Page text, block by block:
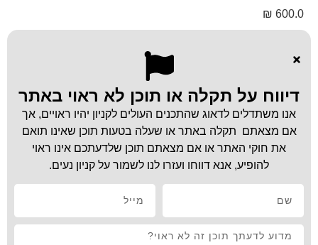
600.0
₪
דיווח על תקלה או תוכן לא ראוי באתר
אנו משתדלים לדאוג שהתכנים העולים לקניון יהיו ראויים, אך
אם מצאתם תקלה באתר או שעלה בטעות תוכן שאינו תואם
את חוקי האתר או אם מצאתם תוכן שלדעתכם אינו ראוי
להופיע, אנא דווחו ועזרו לנו לשמור על קניון נעים.